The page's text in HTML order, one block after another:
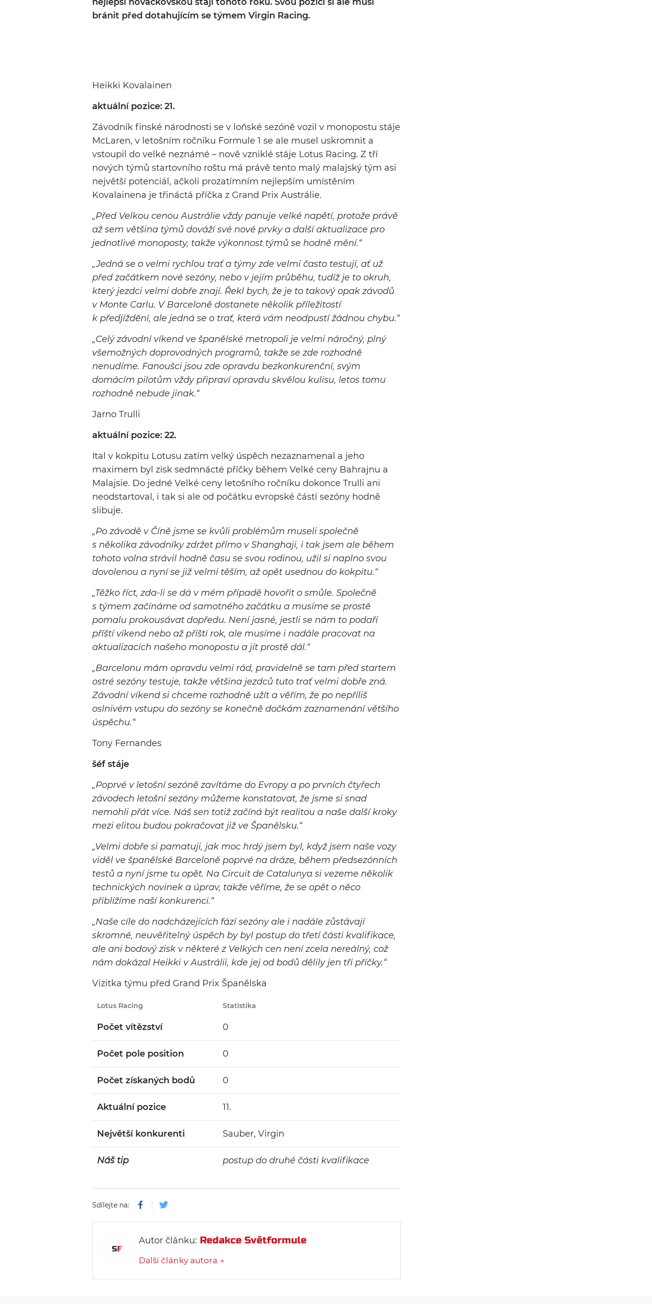
bránit před dotahujícím se týmem Virgin Racing.
Heikki Kovalainen
aktuální pozice: 21.
Závodník finské národnosti se v loňské sezóně vozil v monopostu stáje
McLaren, v letošním ročníku Formule 1 se ale musel uskromnit a
vstoupil do velké neznámé – nově vzniklé stáje Lotus Racing. Z tří
nových týmů startovního roštu má právě tento malý malajský tým asi
největší potenciál, ačkoli prozatímním nejlepším umístěním
Kovalainena je třináctá příčka z Grand Prix Austrálie.
„Před Velkou cenou Austrálie vždy panuje velké napětí, protože právě
až sem většina týmů dováží své nové prvky a další aktualizace pro
jednotlivé monoposty, takže výkonnost týmů se hodně mění.“
„Jedná se o velmi rychlou trať a týmy zde velmi často testují, ať už
před začátkem nové sezóny, nebo v jejím průběhu, tudíž je to okruh,
který jezdci velmi dobře znají. Řekl bych, že je to takový opak závodů
v Monte Carlu. V Barceloně dostanete několik příležitostí
k předjíždění, ale jedná se o trať, která vám neodpustí žádnou chybu.“
„Celý závodní víkend ve španělské metropoli je velmi náročný, plný
všemožných doprovodných programů, takže se zde rozhodně
nenudíme. Fanoušci jsou zde opravdu bezkonkurenční, svým
domácím pilotům vždy připraví opravdu skvělou kulisu, letos tomu
rozhodně nebude jinak.“
Jarno Trulli
aktuální pozice: 22.
Ital v kokpitu Lotusu zatím velký úspěch nezaznamenal a jeho
maximem byl zisk sedmnácté příčky během Velké ceny Bahrajnu a
Malajsie. Do jedné Velké ceny letošního ročníku dokonce Trulli ani
neodstartoval, i tak si ale od počátku evropské částí sezóny hodně
slibuje.
„Po závodě v Číně jsme se kvůli problémům museli společně
s několika závodníky zdržet přímo v Shanghaji, i tak jsem ale během
tohoto volna strávil hodně času se svou rodinou, užil si naplno svou
dovolenou a nyní se již velmi těším, až opět usednou do kokpitu.“
„Těžko říct, zda-li se dá v mém případě hovořit o smůle. Společně
s týmem začínáme od samotného začátku a musíme se prostě
pomalu prokousávat dopředu. Není jasné, jestli se nám to podaří
příští víkend nebo až příští rok, ale musíme i nadále pracovat na
aktualizacích našeho monopostu a jít prostě dál.“
„Barcelonu mám opravdu velmi rád, pravidelně se tam před startem
ostré sezóny testuje, takže většina jezdců tuto trať velmi dobře zná.
Závodní víkend si chceme rozhodně užít a věřím, že po nepříliš
oslnivém vstupu do sezóny se konečně dočkám zaznamenání většího
úspěchu.“
Tony Fernandes
šéf stáje
„Poprvé v letošní sezóně zavítáme do Evropy a po prvních čtyřech
závodech letošní sezóny můžeme konstatovat, že jsme si snad
nemohli přát více. Náš sen totiž začíná být realitou a naše další kroky
mezi elitou budou pokračovat již ve Španělsku.“
„Velmi dobře si pamatuji, jak moc hrdý jsem byl, když jsem naše vozy
viděl ve španělské Barceloně poprvé na dráze, během předsezónních
testů a nyní jsme tu opět. Na Circuit de Catalunya si vezeme několik
technických novinek a úprav, takže věříme, že se opět o něco
přiblížíme naší konkurenci.“
„Naše cíle do nadcházejících fází sezóny ale i nadále zůstávají
skromné, neuvěřitelný úspěch by byl postup do třetí části kvalifikace,
ale ani bodový zisk v některé z Velkých cen není zcela nereálný, což
nám dokázal Heikki v Austrálii, kde jej od bodů dělily jen tři příčky.“
Vizitka týmu před Grand Prix Španělska
Lotus Racing Statistika
Počet vítězství 0
Počet pole position 0
Počet získaných bodů 0
Aktuální pozice 11.
Největší konkurenti Sauber, Virgin
Náš tip postup do druhé části kvalifikace
Sdílejte na:
Autor článku: Redakce Světformule
Další články autora →